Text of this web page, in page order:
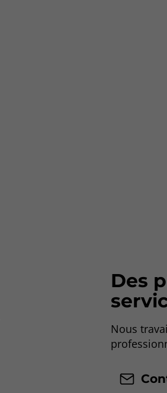
Des
Nous